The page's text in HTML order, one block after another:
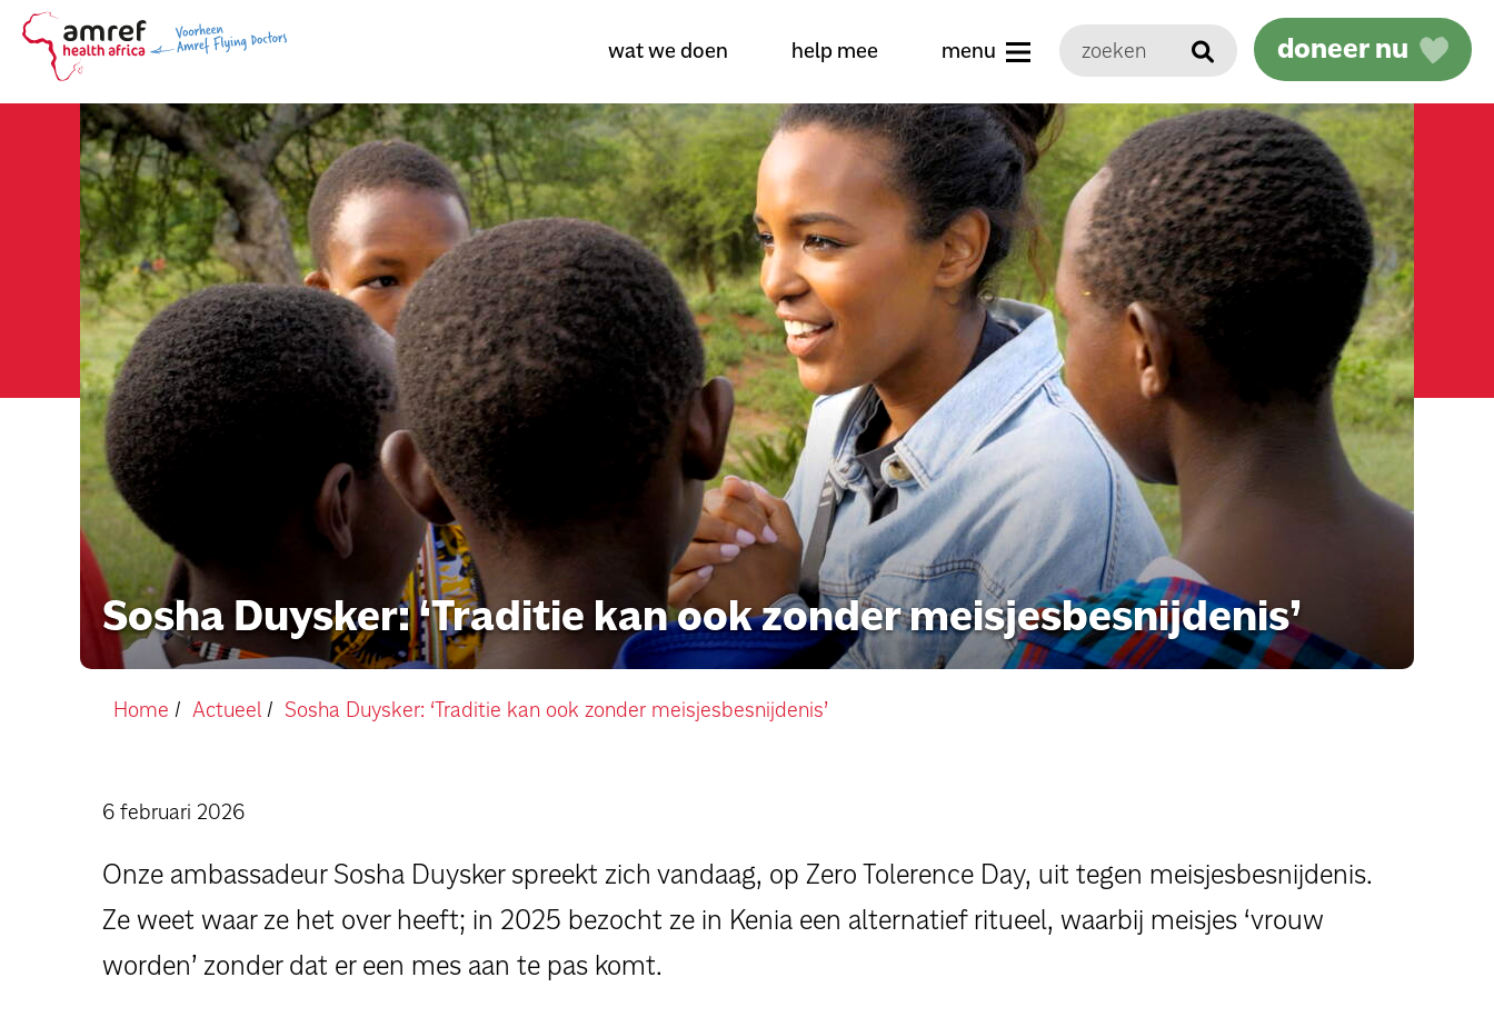
wat we doen help mee menu doneer nu
over amref health africa
wat we doen
projecten
help mee
actueel
dossiers
persoonlijke verhalen
voor bedrijven
contact
Sosha Duysker: ‘Traditie kan ook zonder meisjesbesnijdenis’
Home Actueel Sosha Duysker: ‘Traditie kan ook zonder meisjesbesnijdenis’
6 februari 2026
Onze ambassadeur Sosha Duysker spreekt zich vandaag, op Zero Tolerence Day, uit tegen meisjesbesnijdenis.
Ze weet waar ze het over heeft; in 2025 bezocht ze in Kenia een alternatief ritueel, waarbij meisjes ‘vrouw
worden’ zonder dat er een mes aan te pas komt.